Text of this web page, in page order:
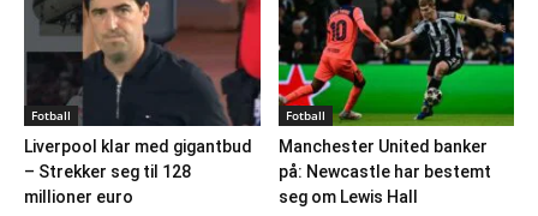
Fotball
Liverpool klar med gigantbud
– Strekker seg til 128
millioner euro
Fotball
Manchester United banker
på: Newcastle har bestemt
seg om Lewis Hall